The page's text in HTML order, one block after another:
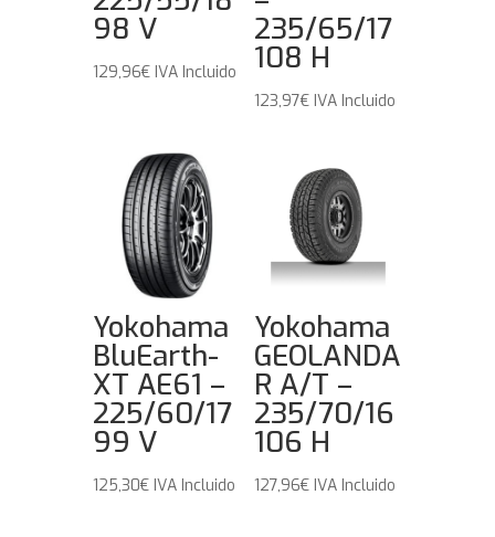
98 V
129,96€ IVA Incluido
235/65/17
108 H
123,97€ IVA Incluido
Yokohama
BluEarth-
XT AE61 –
225/60/17
99 V
125,30€ IVA Incluido
Yokohama
GEOLANDA
R A/T –
235/70/16
106 H
127,96€ IVA Incluido